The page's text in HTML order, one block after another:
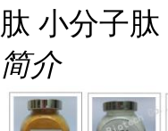
肽 小分子肽
简介